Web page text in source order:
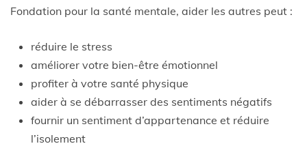
Fondation pour la santé mentale, aider les autres peut :
réduire le stress
améliorer votre bien-être émotionnel
profiter à votre santé physique
aider à se débarrasser des sentiments négatifs
fournir un sentiment d’appartenance et réduire
l’isolement